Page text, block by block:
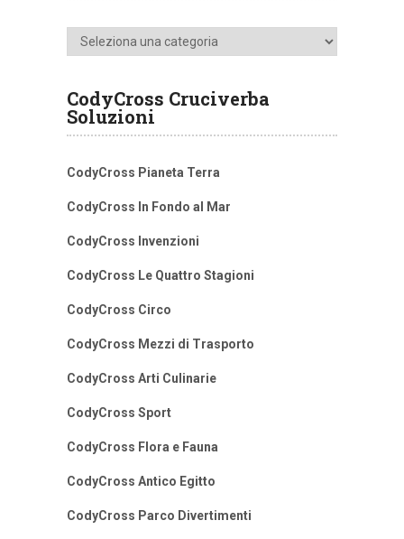
Categorie
CodyCross Cruciverba
Soluzioni
CodyCross Pianeta Terra
CodyCross In Fondo al Mar
CodyCross Invenzioni
CodyCross Le Quattro Stagioni
CodyCross Circo
CodyCross Mezzi di Trasporto
CodyCross Arti Culinarie
CodyCross Sport
CodyCross Flora e Fauna
CodyCross Antico Egitto
CodyCross Parco Divertimenti